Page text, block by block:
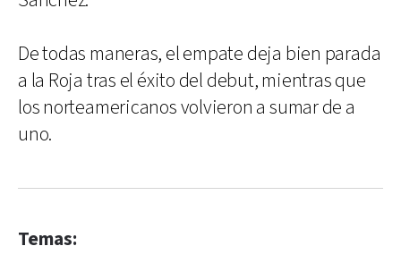
De todas maneras, el empate deja bien parada
a la Roja tras el éxito del debut, mientras que
los norteamericanos volvieron a sumar de a
uno.
Temas: